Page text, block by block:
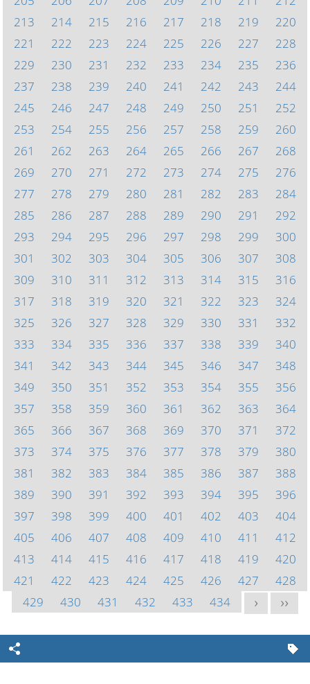
213
214 215 216 217 218 219
220
221
222 223 224 225 226 227
228
229
230 231 232 233 234 235
236
237
238 239 240 241 242 243
244
245
246 247 248 249 250 251
252
253
254 255 256 257 258 259
260
261
262 263 264 265 266 267
268
269
270 271 272 273 274 275
276
277
278 279 280 281 282 283
284
285
286 287 288 289 290 291
292
293
294 295 296 297 298 299
300
301
302 303 304 305 306 307
308
309
310 311 312 313 314 315
316
317
318 319 320 321 322 323
324
325
326 327 328 329 330 331
332
333
334 335 336 337 338 339
340
341
342 343 344 345 346 347
348
349
350 351 352 353 354 355
356
357
358 359 360 361 362 363
364
365
366 367 368 369 370 371
372
373
374 375 376 377 378 379
380
381
382 383 384 385 386 387
388
389
390 391 392 393 394 395
396
397
398 399 400 401 402 403
404
405
406 407 408 409 410 411
412
413
414 415 416 417 418 419
420
421
422 423 424 425 426 427
428
429
430 431 432 433 434 > >>